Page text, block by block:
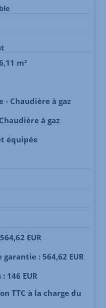
m²
- Chaudière à gaz
à gaz
équipée
EUR
: 564,62 EUR
146 EUR
TTC à la charge du